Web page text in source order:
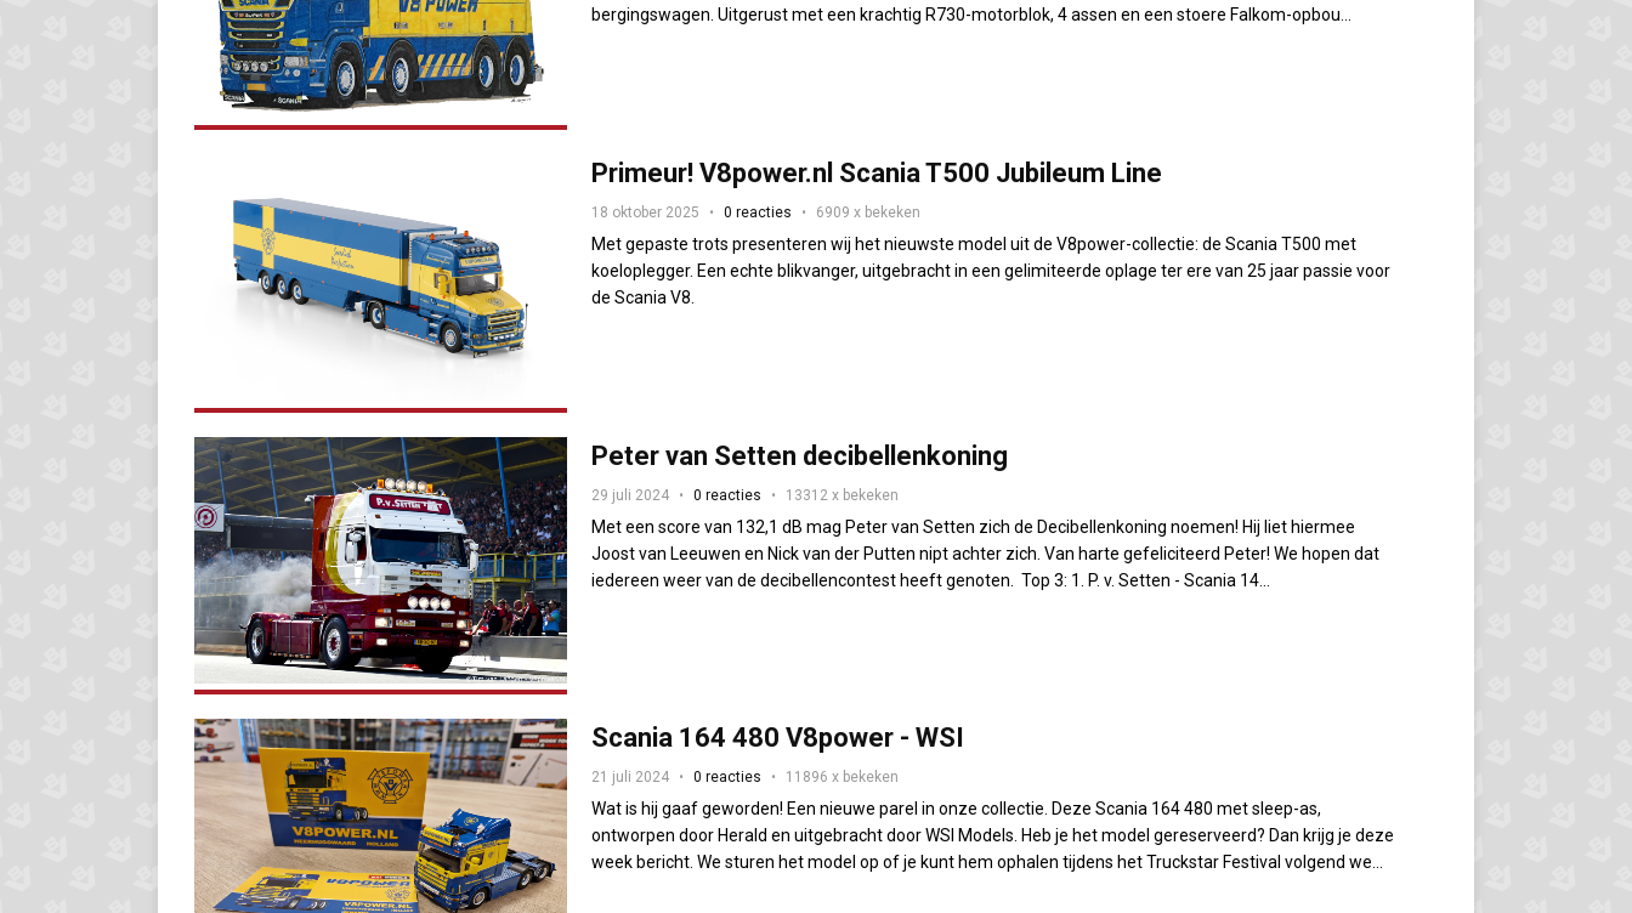
bergingswagen. Uitgerust met een krachtig R730-motorblok, 4 assen en een stoere Falkom-opbou...
Primeur! V8power.nl Scania T500 Jubileum Line
18 oktober 2025 0 reacties 6909 x bekeken
Met gepaste trots presenteren wij het nieuwste model uit de V8power-collectie: de Scania T500 met
koeloplegger. Een echte blikvanger, uitgebracht in een gelimiteerde oplage ter ere van 25 jaar passie voor
de Scania V8.
Peter van Setten decibellenkoning
29 juli 2024 0 reacties 13312 x bekeken
Met een score van 132,1 dB mag Peter van Setten zich de Decibellenkoning noemen! Hij liet hiermee
Joost van Leeuwen en Nick van der Putten nipt achter zich. Van harte gefeliciteerd Peter! We hopen dat
iedereen weer van de decibellencontest heeft genoten. Top 3: 1. P. v. Setten - Scania 14...
Scania 164 480 V8power - WSI
21 juli 2024 0 reacties 11896 x bekeken
Wat is hij gaaf geworden! Een nieuwe parel in onze collectie. Deze Scania 164 480 met sleep-as,
ontworpen door Herald en uitgebracht door WSI Models. Heb je het model gereserveerd? Dan krijg je deze
week bericht. We sturen het model op of je kunt hem ophalen tijdens het Truckstar Festival volgend we...